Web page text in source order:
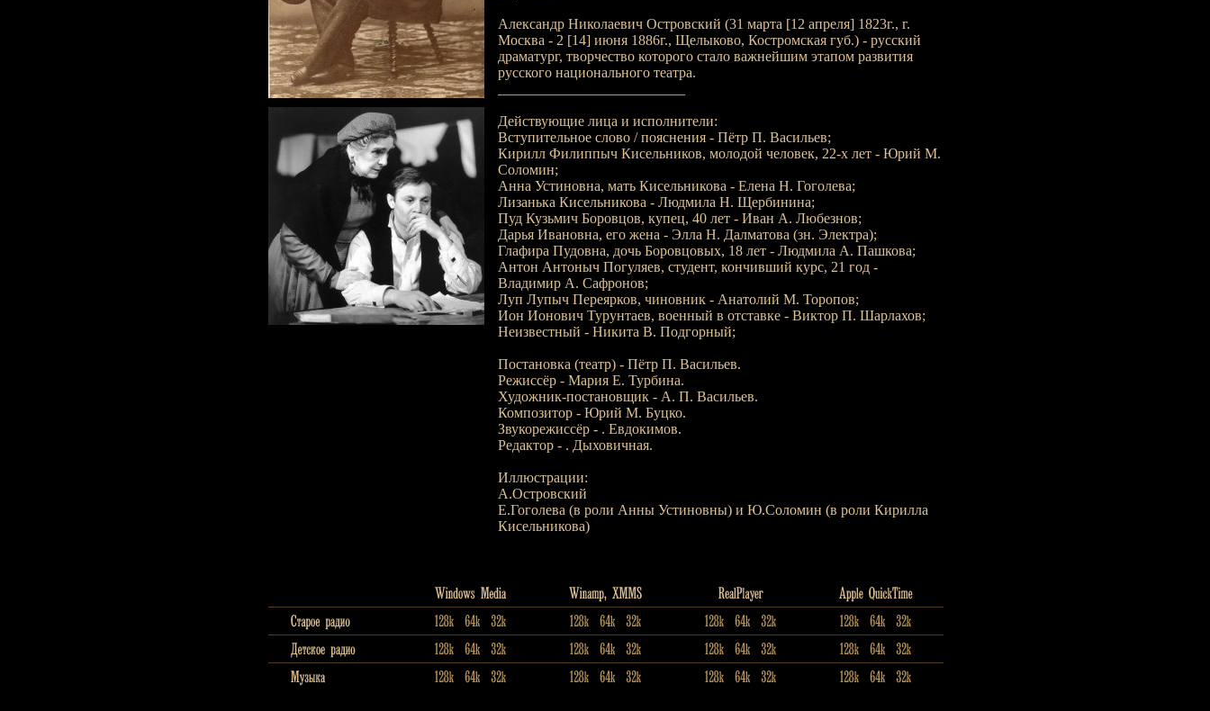
Александр Николаевич Островский (31 марта [12 апреля] 1823г., г.
Москва - 2 [14] июня 1886г., Щелыково, Костромская губ.) - русский
драматург, творчество которого стало важнейшим этапом развития
русского национального театра.
Действующие лица и исполнители:
Вступительное слово / пояснения - Пётр П. Васильев;
Кирилл Филиппыч Кисельников, молодой человек, 22-х лет - Юрий М.
Соломин;
Анна Устиновна, мать Кисельникова - Елена Н. Гоголева;
Лизанька Кисельникова - Людмила Н. Щербинина;
Пуд Кузьмич Боровцов, купец, 40 лет - Иван А. Любезнов;
Дарья Ивановна, его жена - Элла Н. Далматова (зн. Электра);
Глафира Пудовна, дочь Боровцовых, 18 лет - Людмила А. Пашкова;
Антон Антоныч Погуляев, студент, кончивший курс, 21 год -
Владимир А. Сафронов;
Луп Лупыч Переярков, чиновник - Анатолий М. Торопов;
Ион Ионович Турунтаев, военный в отставке - Виктор П. Шарлахов;
Неизвестный - Никита В. Подгорный;
Постановка (театр) - Пётр П. Васильев.
Режиссёр - Мария Е. Турбина.
Художник-постановщик - А. П. Васильев.
Композитор - Юрий М. Буцко.
Звукорежиссёр - . Евдокимов.
Редактор - . Дыховичная.
Иллюстрации:
А.Островский
Е.Гоголева (в роли Анны Устиновны) и Ю.Соломин (в роли Кирилла
Кисельникова)